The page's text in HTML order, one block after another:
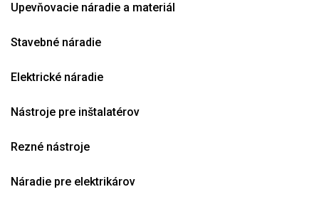
Upevňovacie náradie a materiál
Stavebné náradie
Elektrické náradie
Nástroje pre inštalatérov
Rezné nástroje
Náradie pre elektrikárov